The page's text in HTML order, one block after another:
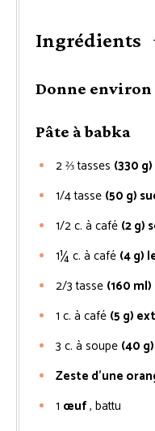
Ingrédients
Donne
Pâte à babka
2 ⅔tasses (330
1/4tasse (50 g)
1/2c. à café (2 g)
1¼c. à café (4 g)
2/3tasse (160
1 c. à café (5 g)
3 c. à soupe (40
Zeste d’une
1 œuf, battu